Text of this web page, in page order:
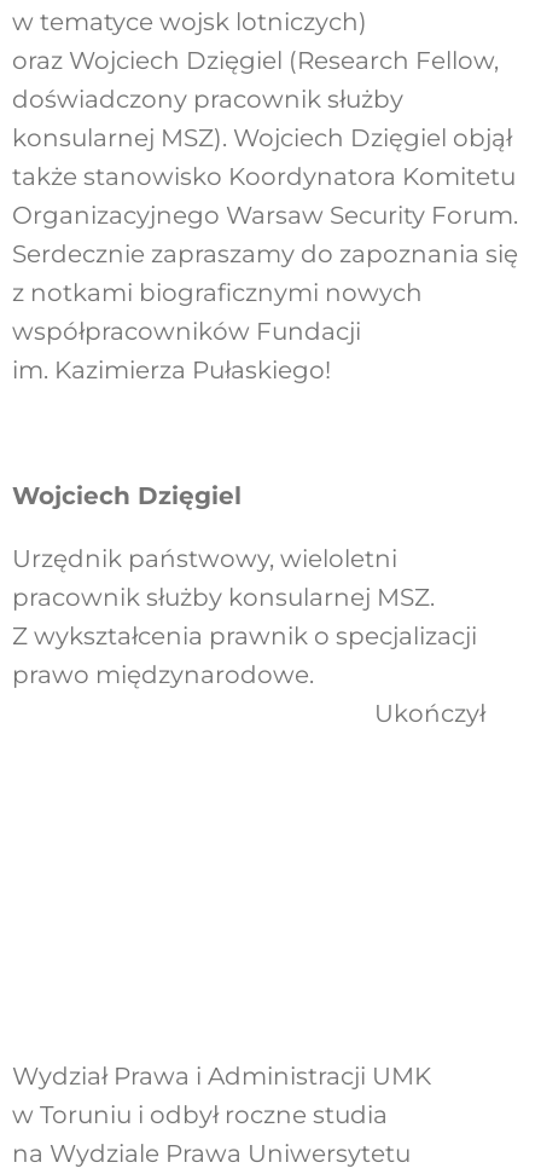
w tematyce wojsk lotniczych)
oraz Wojciech Dzięgiel (Research Fellow,
doświadczony pracownik służby
konsularnej MSZ). Wojciech Dzięgiel objął
także stanowisko Koordynatora Komitetu
Organizacyjnego Warsaw Security Forum.
Serdecznie zapraszamy do zapoznania się
z notkami biograficznymi nowych
współpracowników Fundacji
im. Kazimierza Pułaskiego!
Wojciech Dzięgiel
Urzędnik państwowy, wieloletni
pracownik służby konsularnej MSZ.
Z wykształcenia prawnik o specjalizacji
prawo międzynarodowe.
Ukończył
Wydział Prawa i Administracji UMK
w Toruniu i odbył roczne studia
na Wydziale Prawa Uniwersytetu